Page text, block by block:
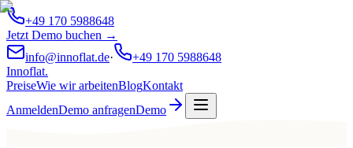
+49 170 5988648
Jetzt Demo buchen →
info@innoflat.de·
+49 170 5988648
Innoflat.
PreiseWie wir arbeitenBlogKontakt
AnmeldenDemo anfragenDemo